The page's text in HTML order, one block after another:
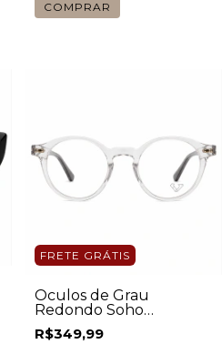
FRETE GRÁTIS
Óculos de Grau
Redondo Soho
Transparente Masculino
R$349,99